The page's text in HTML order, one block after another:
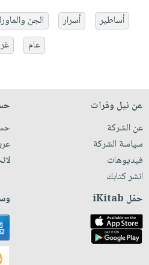
أساطير أسرار الجن
عام
عن نيل وفرات
عن الشركة
سياسة الشركة
فيديوهات
انشر كتابك
حمّل iKitab